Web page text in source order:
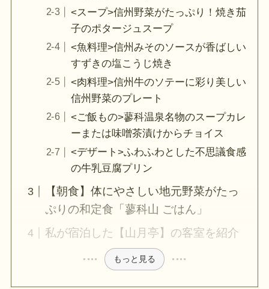
<スープ>信州野菜がたっぷり！焼き茄
子のポタージュスープ
<魚料理>信州みそのソースが香ばしい
すずきの塩こうじ焼き
<肉料理>信州牛のソテーに彩り美しい
信州野菜のプレート
<ご飯もの>蓼科温泉名物のスープカレ
ーまたは味噌茶漬けからチョイス
<デザート>ふわふわとした不思議食感
の牛乳豆腐プリン
【朝食】体にやさしい地元野菜がたっ
ぷりの和定食「蓼科山 ごはん」
私が宿泊した【山月亭】の客室を紹介
もっと見る